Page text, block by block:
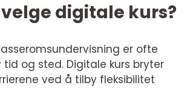
digitale kurs?
er ofte
og sted. Digitale kurs bryter
ved å tilby fleksibilitet